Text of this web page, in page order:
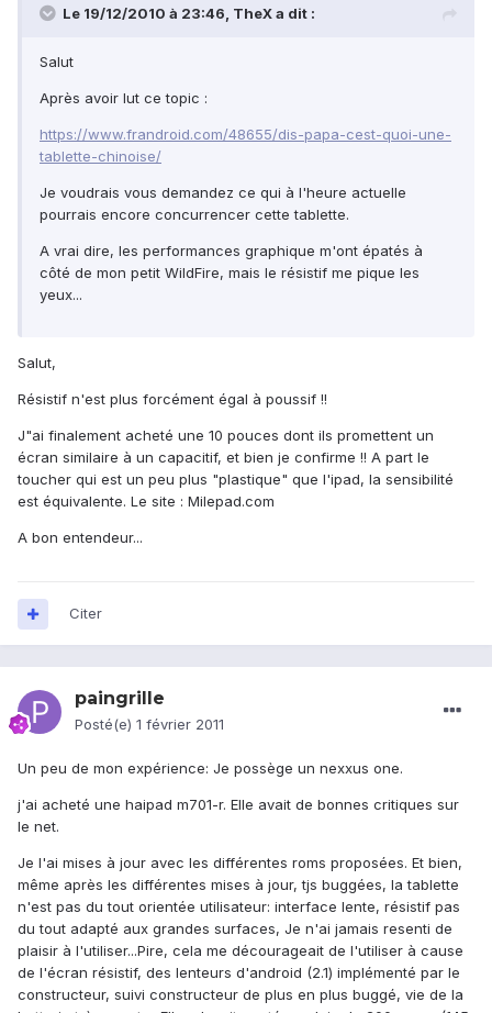
Le 19/12/2010 à 23:46, TheX a dit :
Salut
Après avoir lut ce topic :
https://www.frandroid.com/48655/dis-papa-cest-quoi-une-
tablette-chinoise/
Je voudrais vous demandez ce qui à l'heure actuelle
pourrais encore concurrencer cette tablette.
A vrai dire, les performances graphique m'ont épatés à
côté de mon petit WildFire, mais le résistif me pique les
yeux...
Salut,
Résistif n'est plus forcément égal à poussif !!
J"ai finalement acheté une 10 pouces dont ils promettent un
écran similaire à un capacitif, et bien je confirme !! A part le
toucher qui est un peu plus "plastique" que l'ipad, la sensibilité
est équivalente. Le site : Milepad.com
A bon entendeur...
Citer
paingrille
Posté(e) 1 février 2011
Un peu de mon expérience: Je possège un nexxus one.
j'ai acheté une haipad m701-r. Elle avait de bonnes critiques sur
le net.
Je l'ai mises à jour avec les différentes roms proposées. Et bien,
même après les différentes mises à jour, tjs buggées, la tablette
n'est pas du tout orientée utilisateur: interface lente, résistif pas
du tout adapté aux grandes surfaces, Je n'ai jamais resenti de
plaisir à l'utiliser...Pire, cela me décourageait de l'utiliser à cause
de l'écran résistif, des lenteurs d'android (2.1) implémenté par le
constructeur, suivi constructeur de plus en plus buggé, vie de la